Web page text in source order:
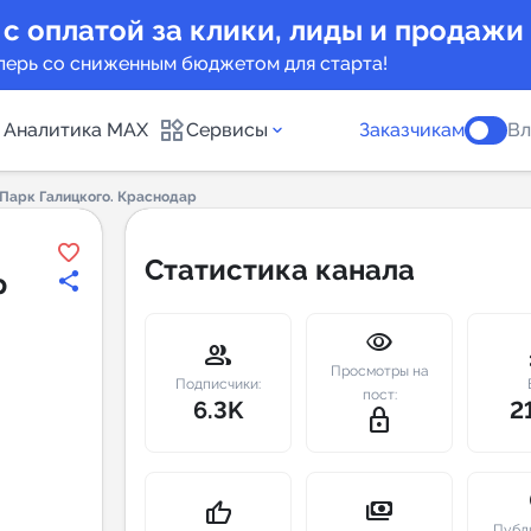
оплатой за клики, лиды и продажи
со сниженным бюджетом для старта!
Аналитика MAX Сервисы
Telegram
New
Заказчикам
Галицкого. Краснодар
Статистика канала
group
Подписчики:
6.3K
visibility
Просмотры на
пост:
lock_outline
thumb_up payments